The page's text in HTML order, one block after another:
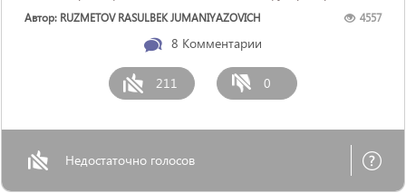
Автор: RUZMETOV RASULBEK JUMANIYAZOVICH 4557
8 Комментарии
211 0
Недостаточно голосов